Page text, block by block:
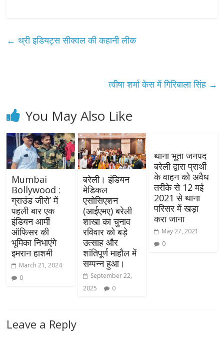
← थ्री इडियट्स सीक्वल की कहानी लीक
त्वीषा शर्मा केस में गिरिबाला सिंह →
You May Also Like
Mumbai
Bollywood :
ग्राउंड जीरो’ में
पहली बार एक
इंडियन आर्मी
ऑफिसर की
भूमिका निभाएंगे
इमरान हाशमी
March 21, 2024
0
बरेली। इंडियन
मेडिकल
एसोसिएशन
(आईएमए) बरेली
शाखा का चुनाव
रविवार को बड़े
उत्साह और
शांतिपूर्ण माहौल में
सम्पन्न हुआ।
September 22,
2025
0
थाना भूता जनपद
बरेली द्वारा प्रार्थी
के वाहन को अवैध
तरीके से 12 मई
2021 से थाना
परिसर में खड़ा
करा जाना
May 27, 2021
0
Leave a Reply